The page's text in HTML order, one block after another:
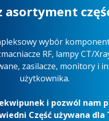
asortyment
wybór
RF, lampy CT/
zasilacze, monitory i
użytkownika.
i pozwól nam
Część używana dla